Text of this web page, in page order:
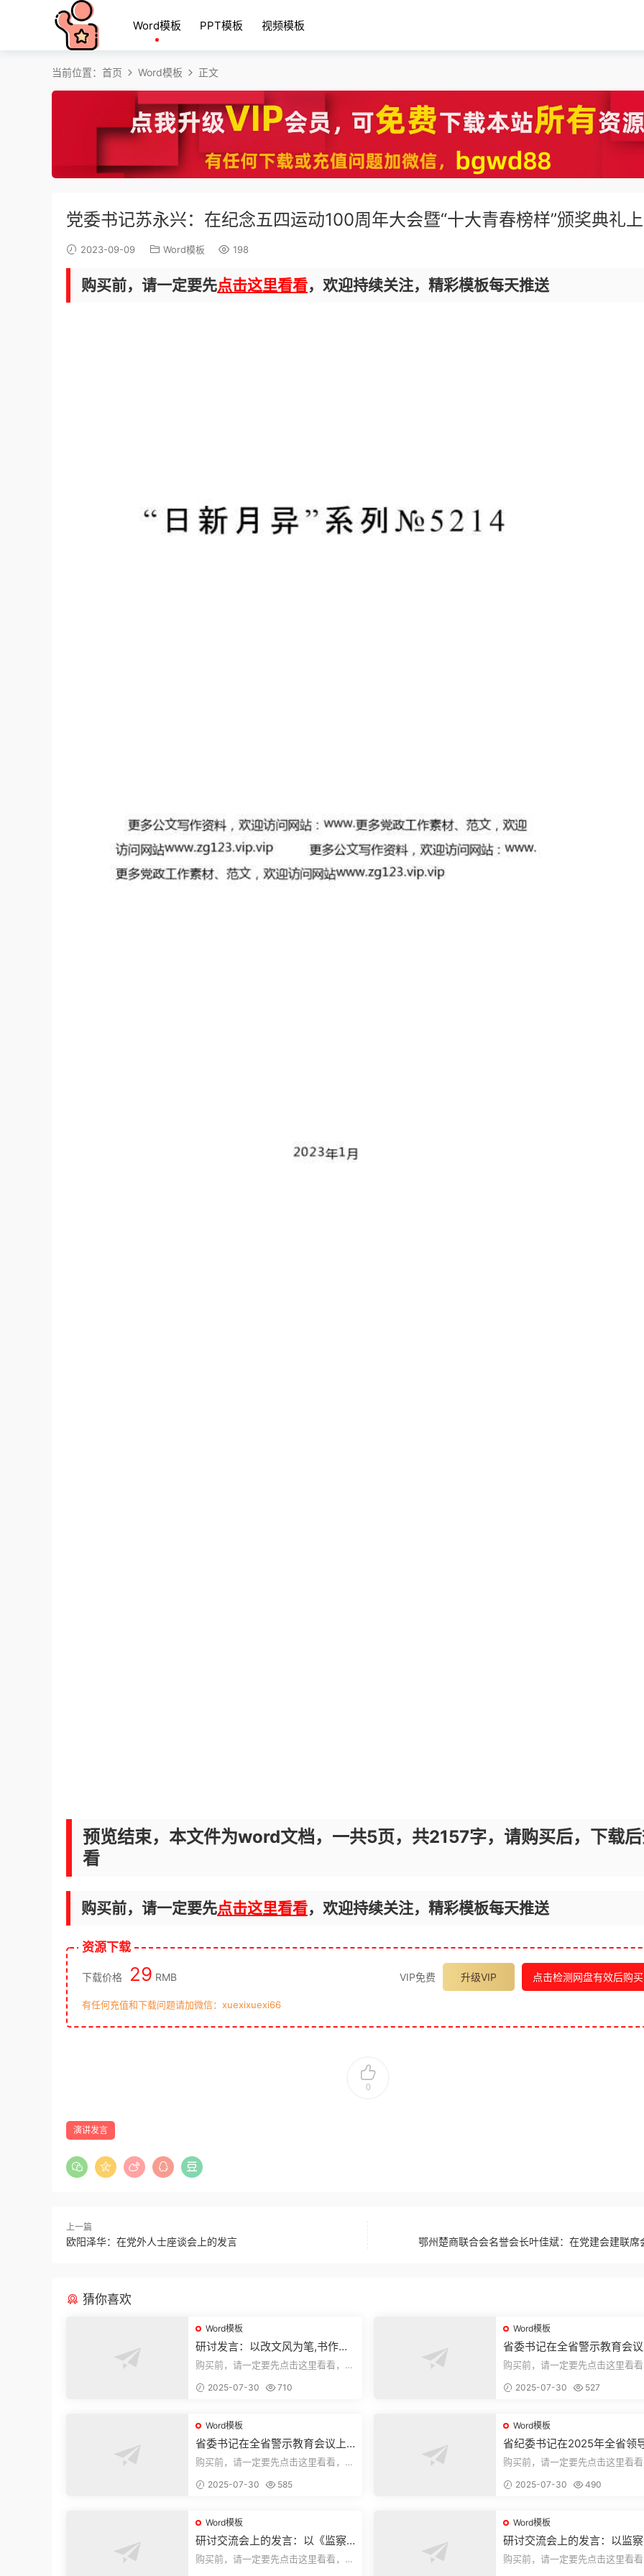
Word模板 PPT模板 视频模板
当前位置： 首页 Word模板 正文
党委书记苏永兴：在纪念五四运动100周年大会暨“十大青春榜样”颁奖典礼
2023-09-09 Word模板 198
购买前，请一定要先点击这里看看，欢迎持续关注，精彩模板每天推送
预览结束，本文件为word文档，一共5页，共2157字，请购买后，下载
看
购买前，请一定要先点击这里看看，欢迎持续关注，精彩模板每天推送
资源下载
下载价格 29 RMB VIP免费 升级VIP 点击检测网盘有效后购买
有任何充值和下载问题请加微信：xuexixuexi66
0
演讲发言
上一篇
欧阳泽华：在党外人士座谈会上的发言 鄂州楚商联合会名誉会长叶佳斌：在党建会建联席
猜你喜欢
Word模板
研讨发言：以改文风为笔,书作风
建设“必修课”
购买前，请一定要先点击这里看看，欢
束，本文...
2025-07-30 710
Word模板
省委书记在全省警示教育会
的讲话.1
购买前，请一定要先点击这里看
束，本文...
2025-07-30 527
Word模板
省委书记在全省警示教育会议上
的讲话
购买前，请一定要先点击这里看看，欢
束，本文...
2025-07-30 585
Word模板
省纪委书记在2025年全省领
部警示教育会上的讲话.1
购买前，请一定要先点击这里看
束，本文...
2025-07-30 490
Word模板
研讨交流会上的发言：以《监察
法实施条例》为纲,推动巡察工作
购买前，请一定要先点击这里看看，欢
Word模板
研讨交流会上的发言：以监
实施条例为纲推动巡察工作
购买前，请一定要先点击这里看